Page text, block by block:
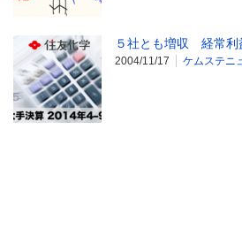
５社とも増収 経常利
2004/11/17 ケムステニ